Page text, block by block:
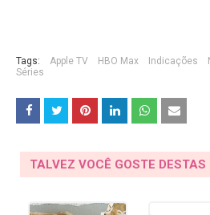
Tags: Apple TV HBO Max Indicações
Séries
TALVEZ VOCÊ GOSTE DESTAS